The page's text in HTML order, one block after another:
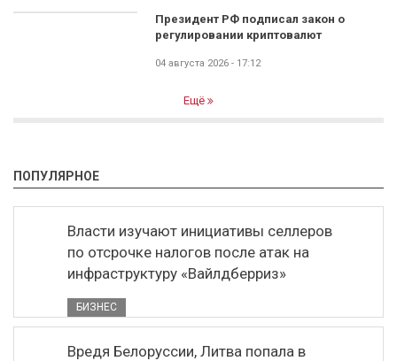
Президент РФ подписал закон о
регулировании криптовалют
04 августа 2026 - 17:12
Ещё
ПОПУЛЯРНОЕ
Власти изучают инициативы селлеров
по отсрочке налогов после атак на
инфраструктуру «Вайлдберриз»
БИЗНЕС
Вредя Белоруссии, Литва попала в